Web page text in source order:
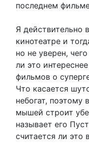
последнем
Я
кинотеатре и
но не уверен,
ли это
фильмов о
Что касается
небогат, поэтому
мышей строит
называет его
считается ли